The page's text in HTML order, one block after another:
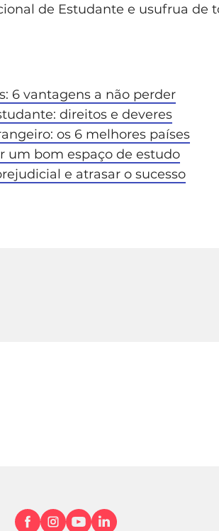
de Estudante e usufrua de
6 vantagens a não perder
direitos e deveres
os 6 melhores países
um bom espaço de estudo
e atrasar o sucesso